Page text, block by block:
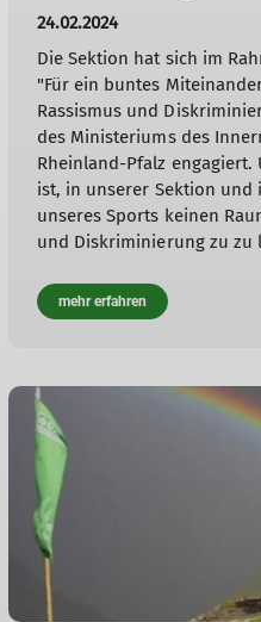
24.02.2024
Die Sektion hat sich im
"Für ein buntes
Rassismus und
des Ministeriums des
Rheinland-Pfalz engagiert.
ist, in unserer Sektion und
unseres Sports keinen
und Diskriminierung zu zu
mehr erfahren